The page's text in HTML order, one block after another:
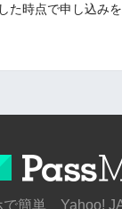
た時点で申し込み
で簡単 Yahoo!